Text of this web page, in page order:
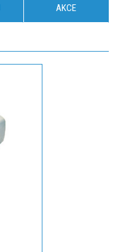
AKCE